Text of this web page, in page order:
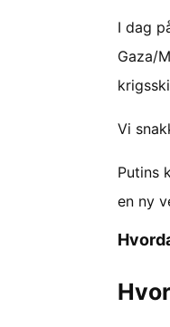
I dag
Gaza/
Vi
Putins
en ny